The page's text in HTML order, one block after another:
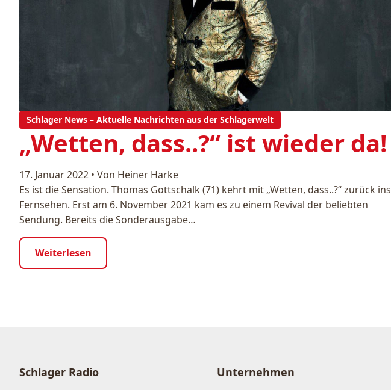
Schlager News – Aktuelle Nachrichten aus der Schlagerwelt
„Wetten, dass..?“ ist wieder da!
17. Januar 2022 • Von Heiner Harke
Es ist die Sensation. Thomas Gottschalk (71) kehrt mit „Wetten, dass..?“ zurück ins
Fernsehen. Erst am 6. November 2021 kam es zu einem Revival der beliebten
Sendung. Bereits die Sonderausgabe…
Weiterlesen
Schlager Radio Unternehmen